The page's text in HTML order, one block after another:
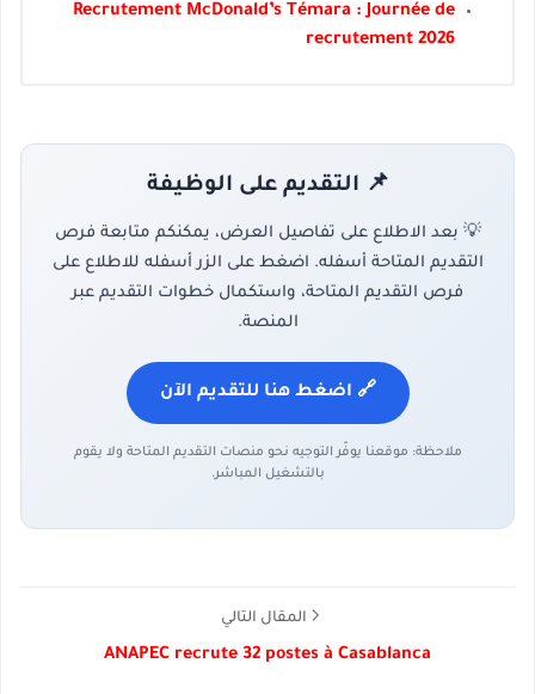
Recrutement McDonald’s Témara : Journée de
recrutement 2026
📌 التقديم على الوظيفة
💡 بعد الاطلاع على تفاصيل العرض، يمكنكم متابعة فرص
التقديم المتاحة أسفله. اضغط على الزر أسفله للاطلاع على
فرص التقديم المتاحة، واستكمال خطوات التقديم عبر
المنصة.
🔗 اضغط هنا للتقديم الآن
ملاحظة: موقعنا يوفّر التوجيه نحو منصات التقديم المتاحة ولا يقوم
بالتشغيل المباشر.
المقال التالي
ANAPEC recrute 32 postes à Casablanca